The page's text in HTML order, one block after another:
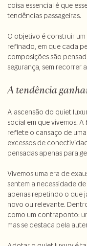
coisa essencial é que
tendências passageiras.
O objetivo é construir
refinado, em que cada
composições são
segurança, sem recorrer
A tendência
A ascensão do quiet
social em que vivemos.
reflete o cansaço de
excessos de
pensadas apenas para
Vivemos uma era de
sentem a necessidade
apenas repetindo o que
novo ou relevante.
como um contraponto:
mas se destaca pela